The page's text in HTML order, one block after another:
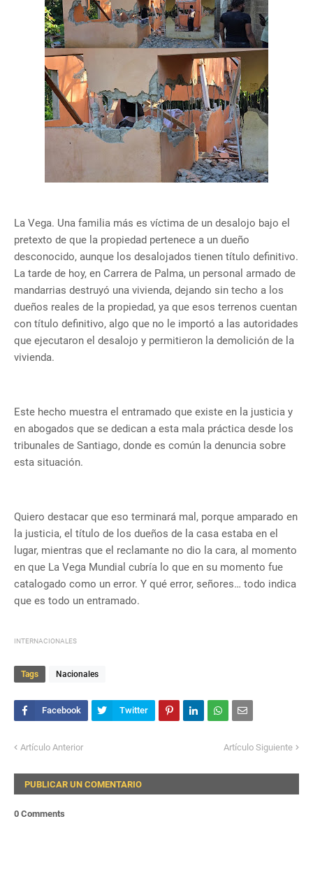
La Vega. Una familia más es víctima de un desalojo bajo el
pretexto de que la propiedad pertenece a un dueño
desconocido, aunque los desalojados tienen título definitivo.
La tarde de hoy, en Carrera de Palma, un personal armado de
mandarrias destruyó una vivienda, dejando sin techo a los
dueños reales de la propiedad, ya que esos terrenos cuentan
con título definitivo, algo que no le importó a las autoridades
que ejecutaron el desalojo y permitieron la demolición de la
vivienda.
Este hecho muestra el entramado que existe en la justicia y
en abogados que se dedican a esta mala práctica desde los
tribunales de Santiago, donde es común la denuncia sobre
esta situación.
Quiero destacar que eso terminará mal, porque amparado en
la justicia, el título de los dueños de la casa estaba en el
lugar, mientras que el reclamante no dio la cara, al momento
en que La Vega Mundial cubría lo que en su momento fue
catalogado como un error. Y qué error, señores… todo indica
que es todo un entramado.
INTERNACIONALES
Tags Nacionales
Artículo Anterior Artículo Siguiente
PUBLICAR UN COMENTARIO
0 Comments